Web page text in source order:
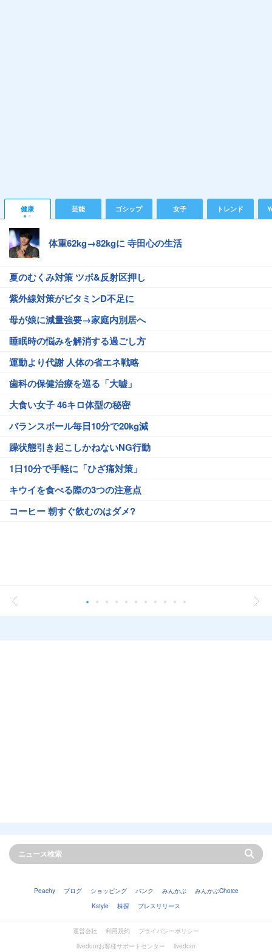
健康 芸能 ゴシップ 女子 トレンド
体重62kg→82kgに 寺田心の生活
夏のむくみ対策 ツボ&反射区押し
紫外線対策がビタミンD不足に
母が娘に減量強要→家庭内別居へ
睡眠時の悩みを解消する過ごし方
運動より代謝 人体の省エネ戦略
歯科の保健治療を巡る「大嘘」
大食い女子 46キロ体型の秘密
バランスボール毎日10分で20kg減
躁状態引き起こしかねないNG行動
1日10分で手軽に「ひざ痛対策」
キウイを食べる際の3つの注意点
コーヒー 朝すぐ飲むのはダメ?
Peachy ブログ ショッピング バンク みんかぶ
みんかぶChoice
Kstyle
株探 プレスリリース
運営会社 利用規約
プライバシーポリシー
livedoorお客様サポートセンター
livedoor